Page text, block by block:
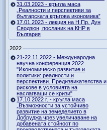
31.03.2023 - кръгла маса
„Реалности и перспективи за
българската кръгова икономика”
17.01.2023 - лекция на Н.Пр. Дун
Сяодзюн, посланик на КНР в
България
2022
21-22.11.2022 - Международна
научна конференция 2022
"Икономическо развитие и
политики: реалности и
перспективи. Предизвикателства и
рискове в условията на
наслагващи се кризи"
17.10.2022 г. - кръгла маса
„Възможности за устойчиво
развитие на земеделието в
Добруджа чрез увеличаване на
добавената стойност по